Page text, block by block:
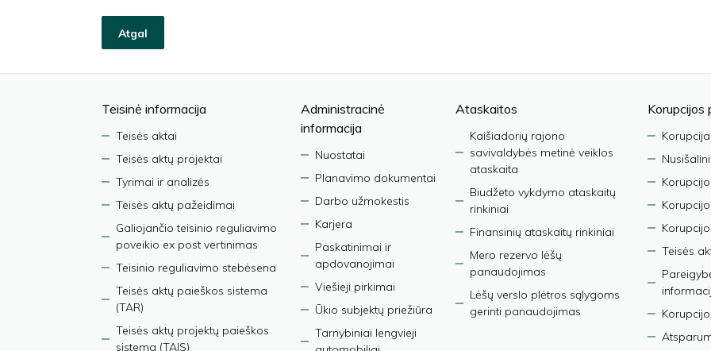
Atgal
Teisinė informacija
Teisės aktai
Teisės aktų projektai
Tyrimai ir analizės
Teisės aktų pažeidimai
Galiojančio teisinio reguliavimo
poveikio ex post vertinimas
Teisinio reguliavimo stebėsena
Teisės aktų paieškos sistema
(TAR)
Teisės aktų projektų paieškos
sistema (TAIS)
Administracinė
informacija
Nuostatai
Planavimo dokumentai
Darbo užmokestis
Karjera
Paskatinimai ir
apdovanojimai
Viešieji pirkimai
Ūkio subjektų priežiūra
Tarnybiniai lengvieji
Ataskaitos
Kaišiadorių rajono
savivaldybės metinė veiklos
ataskaita
Biudžeto vykdymo ataskaitų
rinkiniai
Finansinių ataskaitų rinkiniai
Mero rezervo lėšų
panaudojimas
Lėšų verslo plėtros sąlygoms
gerinti panaudojimas
Korupcijos
Teisės